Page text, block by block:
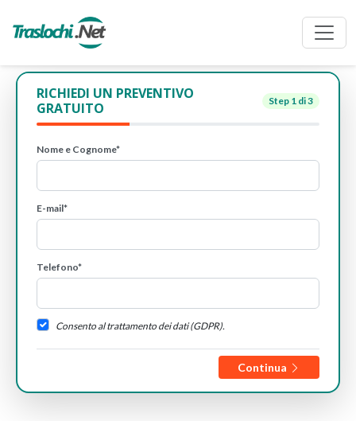
RICHIEDI UN PREVENTIVO
GRATUITO
Step 1 di 3
Nome e Cognome*
E-mail*
Telefono*
Consento al trattamento dei dati (GDPR).
Continua